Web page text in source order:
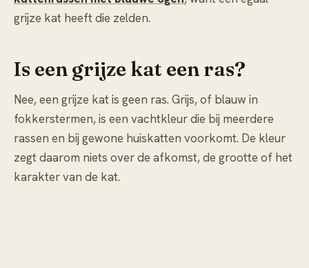
grijze kat heeft die zelden.
Is een grijze kat een ras?
Nee, een grijze kat is geen ras. Grijs, of blauw in
fokkerstermen, is een vachtkleur die bij meerdere
rassen en bij gewone huiskatten voorkomt. De kleur
zegt daarom niets over de afkomst, de grootte of het
karakter van de kat.